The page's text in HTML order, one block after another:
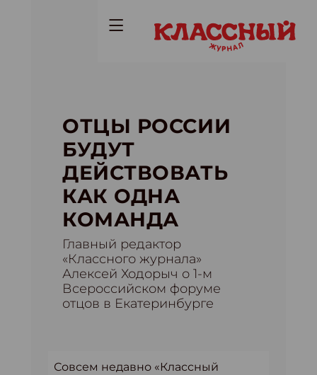
ОТЦЫ РОССИИ
БУДУТ
ДЕЙСТВОВАТЬ
КАК ОДНА
КОМАНДА
Главный редактор
«Классного журнала»
Алексей Ходорыч о 1-м
Всероссийском форуме
отцов в Екатеринбурге
Совсем недавно «Классный